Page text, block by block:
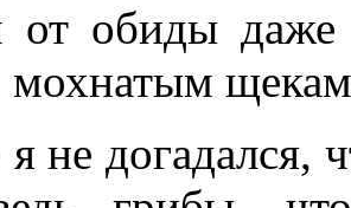
от обиды даже
мохнатым
не догадался,